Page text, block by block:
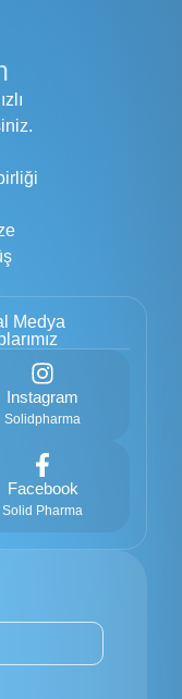
Medya
Instagram
Solidpharma
Facebook
Solid Pharma